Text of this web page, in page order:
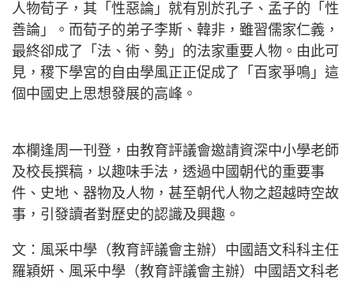
人物荀子，其「性惡論」就有別於孔子、孟子的「性
善論」。而荀子的弟子李斯、韓非，雖習儒家仁義，
最終卻成了「法、術、勢」的法家重要人物。由此可
見，稷下學宮的自由學風正正促成了「百家爭鳴」這
個中國史上思想發展的高峰。
本欄逢周一刊登，由教育評議會邀請資深中小學老師
及校長撰稿，以趣味手法，透過中國朝代的重要事
件、史地、器物及人物，甚至朝代人物之超越時空故
事，引發讀者對歷史的認識及興趣。
文：風采中學（教育評議會主辦）中國語文科科主任
羅穎妍、風采中學（教育評議會主辦）中國語文科老